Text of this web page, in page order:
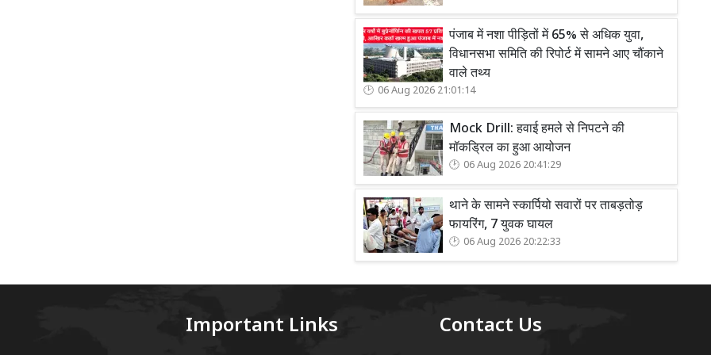
पंजाब में नशा पीड़ितों में 65% से अधिक युवा,
विधानसभा समिति की रिपोर्ट में सामने आए चौंकाने
वाले तथ्य
06 Aug 2026 21:01:14
Mock Drill: हवाई हमले से निपटने की
मॉकड्रिल का हुआ आयोजन
06 Aug 2026 20:41:29
थाने के सामने स्कार्पियो सवारों पर ताबड़तोड़
फायरिंग, 7 युवक घायल
06 Aug 2026 20:22:33
Important Links Contact Us